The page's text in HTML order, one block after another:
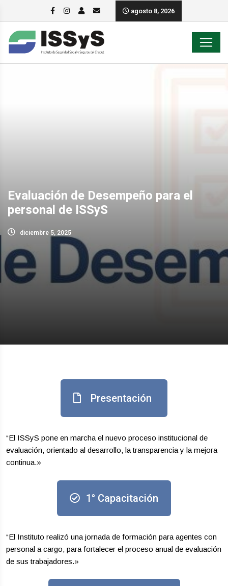
agosto 8, 2026
Evaluación de Desempeño para el
personal de ISSyS
diciembre 5, 2025
Presentación
“El ISSyS pone en marcha el nuevo proceso institucional de
evaluación, orientado al desarrollo, la transparencia y la mejora
continua.»
1° Capacitación
“El Instituto realizó una jornada de formación para agentes con
personal a cargo, para fortalecer el proceso anual de evaluación
de sus trabajadores.»